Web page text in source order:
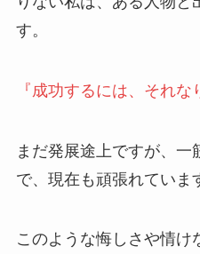
す。
『成功するには、それな
まだ発展途上ですが、一
で、現在も頑張れていま
このような悔しさや情け